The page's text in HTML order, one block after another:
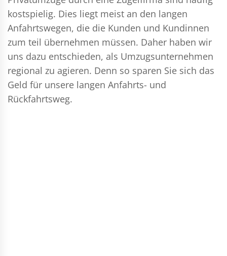
kostspielig. Dies liegt meist an den langen
Anfahrtswegen, die die Kunden und Kundinnen
zum teil übernehmen müssen. Daher haben wir
uns dazu entschieden, als Umzugsunternehmen
regional zu agieren. Denn so sparen Sie sich das
Geld für unsere langen Anfahrts- und
Rückfahrtsweg.